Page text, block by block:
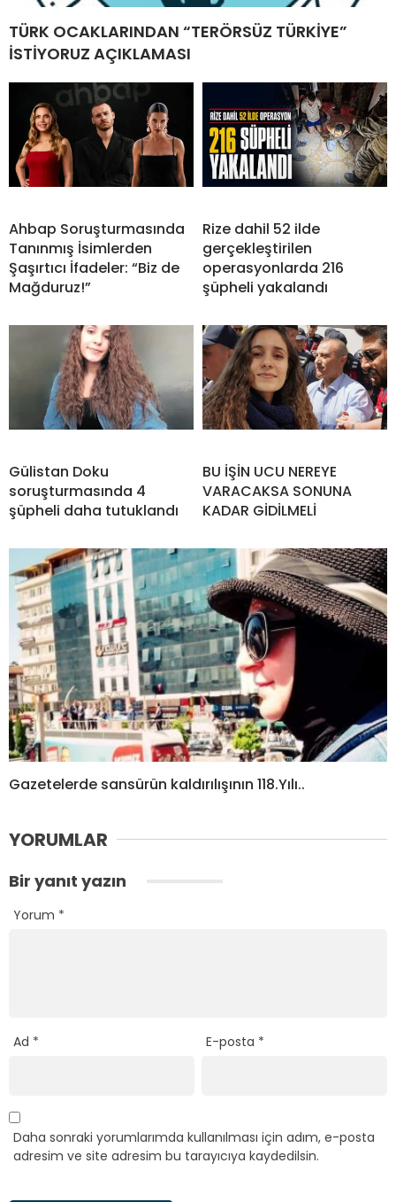
TÜRK OCAKLARINDAN “TERÖRSÜZ TÜRKİYE”
İSTİYORUZ AÇIKLAMASI
Ahbap Soruşturmasında
Tanınmış İsimlerden
Şaşırtıcı İfadeler: “Biz de
Mağduruz!”
Rize dahil 52 ilde
gerçekleştirilen
operasyonlarda 216
şüpheli yakalandı
Gülistan Doku
soruşturmasında 4
şüpheli daha tutuklandı
BU İŞİN UCU NEREYE
VARACAKSA SONUNA
KADAR GİDİLMELİ
Gazetelerde sansürün kaldırılışının 118.Yılı..
YORUMLAR
Bir yanıt yazın
Yorum *
Ad * E-posta *
Daha sonraki yorumlarımda kullanılması için adım, e-posta
adresim ve site adresim bu tarayıcıya kaydedilsin.